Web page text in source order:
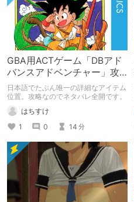
GBA用ACTゲーム「DBアド
バンスアドベンチャー」攻
略。キャラコンプ＆収集ア
イテムの詳細な場所
日本語でたぶん唯一の詳細なアイテム
位置。攻略なのでネタバレ全開です。
はちすけ
1
0 14 分